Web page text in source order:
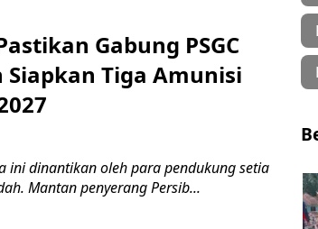
Gabung PSGC
Siapkan Tiga Amunisi
ini dinantikan oleh para pendukung setia
Mantan penyerang Persib...